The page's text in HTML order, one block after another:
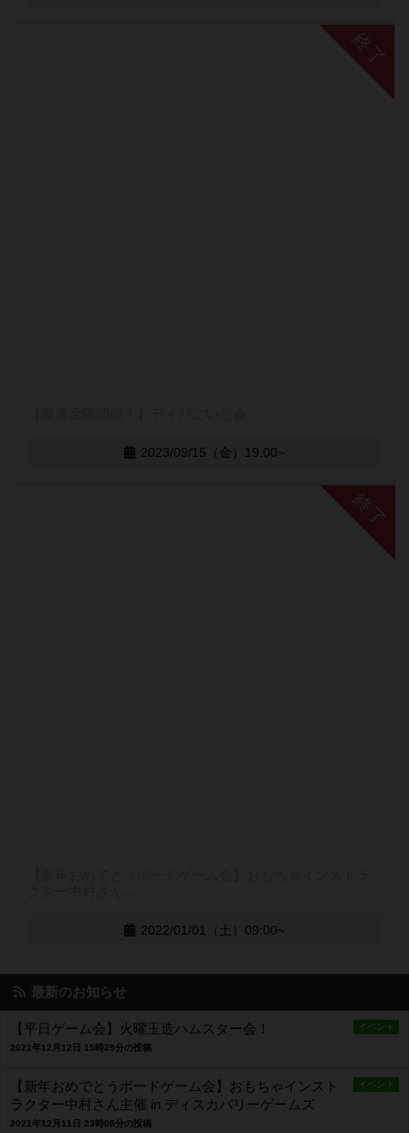
終了
2023/09/15（金）19:00~
終了
2022/01/01（土）09:00~
最新のお知らせ
イベント
【平日ゲーム会】火曜玉造ハムスター会！
2021年12月12日 15時29分の投稿
イベント
【新年おめでとうボードゲーム会】おもちゃインスト
ラクター中村さん主催 in ディスカバリーゲームズ
2021年12月11日 23時08分の投稿